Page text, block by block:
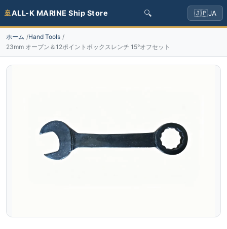
🚢ALL-K MARINE Ship Store 🔍 🇯🇵JA
ホーム
Hand Tools
23mm オープン＆12ポイントボックスレンチ 15°オフセット